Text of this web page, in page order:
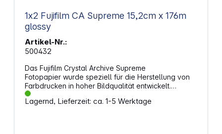
1x2 Fujifilm CA Supreme 15,2cm x 176m
glossy
Artikel-Nr.:
500432
Das Fujifilm Crystal Archive Supreme
Fotopapier wurde speziell für die Herstellung von
Farbdrucken in hoher Bildqualität entwickelt.
Eigenschaften: Dicker Papierträger Goldener Druck
auf der Rückseite Lebendige Farben
Lagernd, Lieferzeit: ca. 1-5 Werktage